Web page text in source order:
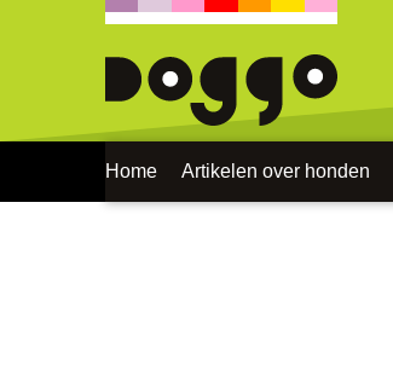
Home Artikelen over honden